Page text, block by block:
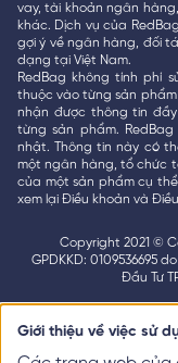
vay, tài khoản ngân
khác. Dịch vụ của
gợi ý về ngân hàng, đối
dạng tại Việt Nam.
RedBag không tính phí
thuộc vào từng sản
nhận được thông tin đầy
từng sản phẩm.
nhật. Thông tin này có
một ngân hàng, tổ chức
của một sản phẩm cụ
xem lại Điều khoản và
Copyright 2021 ©
GPDKKD: 0109536695
Đầu Tư
Giới thiệu về việc sử